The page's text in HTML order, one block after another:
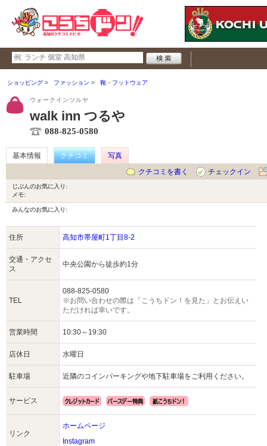
ショッピング ファッション 靴・フットウェア
ウォークインツルヤ
walk inn つるや
088-825-0580
基本情報 クチコミ
写真
クチコミを書く
チェックイン
じぶんのお気に入り:
メモ:
みんなのお気に入り:
住所 高知市帯屋町1丁目8-2
交通・アクセ
ス
中央公園から徒歩約1分
TEL
088-825-0580
※お問い合わせの際は「こうちドン！を見た」とお伝えい
ただければ幸いです。
営業時間 10:30～19:30
店休日 水曜日
駐車場 近隣のコインパーキングや地下駐車場をご利用ください。
サービス
リンク
ホームページ
Instagram